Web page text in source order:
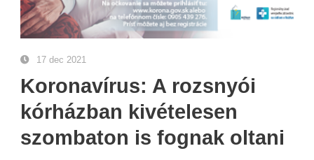
17 dec 2021
Koronavírus: A rozsnyói
kórházban kivételesen
szombaton is fognak oltani